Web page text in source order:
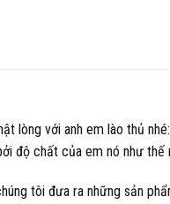
lòng với anh em lào thủ
độ chất của em nó như thế
tôi đưa ra những sản